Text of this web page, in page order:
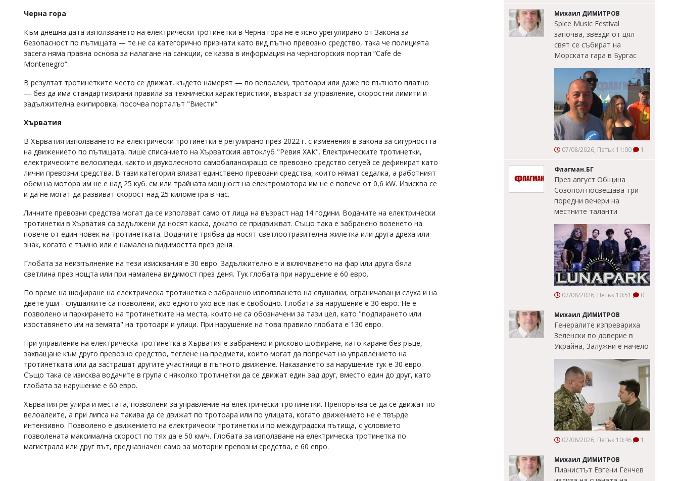
Черна гора
Към днешна дата използването на електрически тротинетки в Черна гора не е ясно урегулирано от Закона за
безопасност по пътищата — те не са категорично признати като вид пътно превозно средство, така че полицията
засега няма правна основа за налагане на санкции, се казва в информация на черногорския портал “Cafe de
Montenegro“.
В резултат тротинетките често се движат, където намерят — по велоалеи, тротоари или даже по пътното платно
— без да има стандартизирани правила за технически характеристики, възраст за управление, скоростни лимити и
задължителна екипировка, посочва порталът "Виести“.
Хърватия
В Хърватия използването на електрически тротинетки е регулирано през 2022 г. с изменения в закона за сигурността
на движението по пътищата, пише списанието на Хърватския автоклуб "Ревия ХАК". Електрическите тротинетки,
електрическите велосипеди, както и двуколесното самобалансиращо се превозно средство сегуей се дефинират като
лични превозни средства. В тази категория влизат единствено превозни средства, които нямат седалка, а работният
обем на мотора им не е над 25 куб. см или трайната мощност на електромотора им не е повече от 0,6 kW. Изисква се
и да не могат да развиват скорост над 25 километра в час.
Личните превозни средства могат да се използват само от лица на възраст над 14 години. Водачите на електрически
тротинетки в Хърватия са задължени да носят каска, докато се придвижват. Също така е забранено возенето на
повече от един човек на тротинетката. Водачите трябва да носят светлоотразителна жилетка или друга дреха или
знак, когато е тъмно или е намалена видимостта през деня.
Глобата за неизпълнение на тези изисквания е 30 евро. Задължително е и включването на фар или друга бяла
светлина през нощта или при намалена видимост през деня. Тук глобата при нарушение е 60 евро.
По време на шофиране на електрическа тротинетка е забранено използването на слушалки, ограничаващи слуха и на
двете уши - слушалките са позволени, ако едното ухо все пак е свободно. Глобата за нарушение е 30 евро. Не е
позволено и паркирането на тротинетките на места, които не са обозначени за тази цел, като "подпирането или
изоставянето им на земята" на тротоари и улици. При нарушение на това правило глобата е 130 евро.
При управление на електрическа тротинетка в Хърватия е забранено и рисково шофиране, като каране без ръце,
захващане към друго превозно средство, теглене на предмети, които могат да попречат на управлението на
тротинетката или да застрашат другите участници в пътното движение. Наказанието за нарушение тук е 30 евро.
Също така се изисква водачите в група с няколко тротинетки да се движат един зад друг, вместо един до друг, като
глобата за нарушение е 60 евро.
Хърватия регулира и местата, позволени за управление на електрически тротинетки. Препоръчва се да се движат по
велоалеите, а при липса на такива да се движат по тротоара или по улицата, когато движението не е твърде
интензивно. Позволено е движението на електрически тротинетки и по междуградски пътища, с условието
позволената максимална скорост по тях да е 50 км/ч. Глобата за използване на електрическа тротинетка по
магистрала или друг път, предназначен само за моторни превозни средства, е 60 евро.
Михаил ДИМИТРОВ
Spice Music Festival
започва, звезди от цял
свят се събират на
Морската гара в Бургас
07/08/2026, Петък 11:00 1
Флагман.БГ
През август Община
Созопол посвещава три
поредни вечери на
местните таланти
07/08/2026, Петък 10:51 0
Михаил ДИМИТРОВ
Генералите изпревариха
Зеленски по доверие в
Украйна, Залужни е начело
07/08/2026, Петък 10:46 1
Михаил ДИМИТРОВ
Пианистът Евгени Генчев